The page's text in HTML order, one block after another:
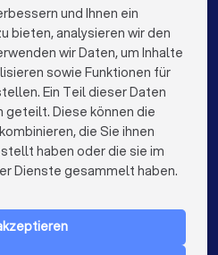
Elektriker in Bonn
in Münster
Sie
und Ihnen ein
bieten, analysieren wir den
wir Daten, um Inhalte
sowie Funktionen für
Ein Teil dieser Daten
geteilt. Diese können die
die Sie ihnen
haben oder die sie im
Dienste gesammelt haben.